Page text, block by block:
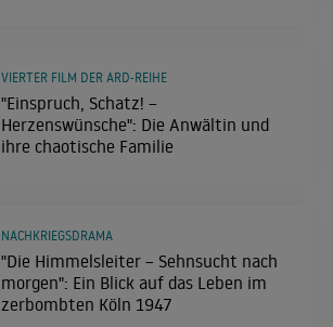
"Einspruch, Schatz! –
Herzenswünsche": Die Anwältin und
ihre chaotische Familie
VIERTER FILM DER ARD-REIHE
"Die Himmelsleiter – Sehnsucht nach
morgen": Ein Blick auf das Leben im
zerbombten Köln 1947
NACHKRIEGSDRAMA